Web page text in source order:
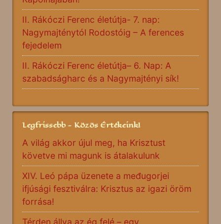
II. Rákóczi Ferenc életútja- 7. nap:
Nagymajténytól Rodostóig – A ferences
fejedelem
II. Rákóczi Ferenc életútja– 6. Nap: A
szabadságharc és a Nagymajtényi sík!
Legfrissebb - Közös Értékeink!
A világ akkor újul meg, ha Krisztust
követve mi magunk is átalakulunk
XIV. Leó pápa üzenete a međugorjei
ifjúsági fesztiválra: Krisztus az igazi öröm
forrása!
Térden állva az ég felé – egy